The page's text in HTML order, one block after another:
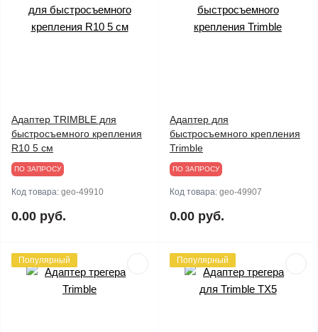
Адаптер TRIMBLE для
быстросъемного крепления
R10 5 см
ПО ЗАПРОСУ
Код товара: geo-49910
0.00 руб.
Адаптер для
быстросъемного крепления
Trimble
ПО ЗАПРОСУ
Код товара: geo-49907
0.00 руб.
Популярный Популярный